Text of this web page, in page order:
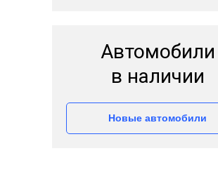
Автомобили
в наличии
Новые автомобили